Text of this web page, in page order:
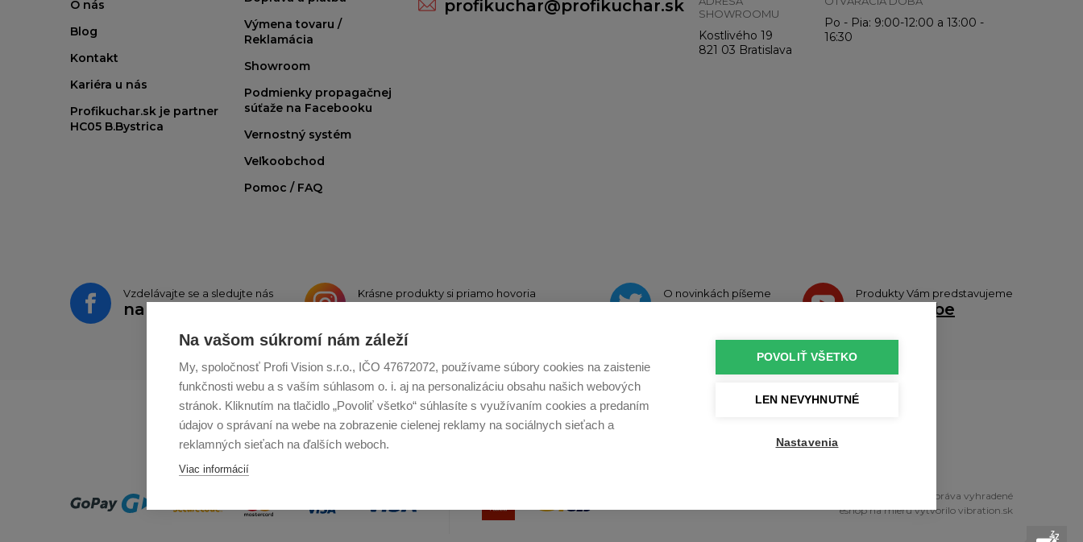
Na vašom súkromí nám záleží
My, spoločnosť Profi Vision s.r.o., IČO 47672072, používame súbory cookies na zaistenie
funkčnosti webu a s vaším súhlasom o. i. aj na personalizáciu obsahu našich webových
stránok. Kliknutím na tlačidlo „Povoliť všetko“ súhlasíte s využívaním cookies a predaním
údajov o správaní na webe na zobrazenie cielenej reklamy na sociálnych sieťach a
reklamných sieťach na ďalších weboch.
Viac informácií
POVOLIŤ VŠETKO
LEN NEVYHNUTNÉ
Nastavenia
O nás
Blog
Kontakt
Kariéra u nás
Profikuchar.sk je partner
HC05 B.Bystrica
Výmena tovaru /
Reklamácia
Showroom
Podmienky propagačnej
súťaže na Facebooku
Vernostný systém
Veľkoobchod
Pomoc / FAQ
profikuchar@profikuchar.sk
SHOWROOMU
Kostlivého 19
821 03 Bratislava
Po - Pia: 9:00-12:00 a 13:00 -
16:30
Vzdelávajte se a sledujte nás
na
Krásne produkty si priamo hovoria O novinkách píšeme Produkty Vám predstavujeme
Youtube
Profikuchař.cz Profikoch.at Profiszakacs.hu
Copyright © 2010 - 2026 profikuchar.sk Všetky práva vyhradené
eshop na mieruvytvorilo vibration.sk